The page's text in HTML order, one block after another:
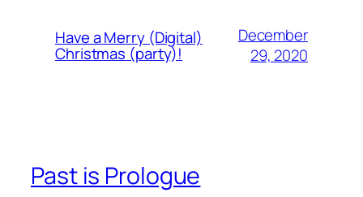
Have a Merry (Digital)
Christmas (party)!
December
29, 2020
Past is Prologue